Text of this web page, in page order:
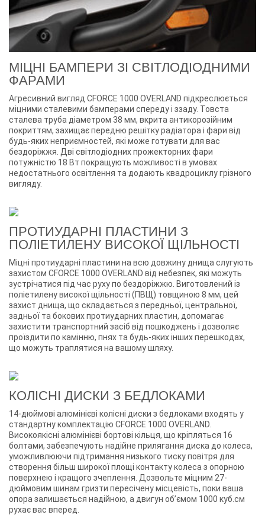
МІЦНІ БАМПЕРИ ЗІ СВІТЛОДІОДНИМИ
ФАРАМИ
Агресивний вигляд CFORCE 1000 OVERLAND підкреслюється
міцними сталевими бамперами спереду і ззаду. Товста
сталева труба діаметром 38 мм, вкрита антикорозійним
покриттям, захищає передню решітку радіатора і фари від
будь-яких неприємностей, які може готувати для вас
бездоріжжя. Дві світлодіодних прожекторних фари
потужністю 18 Вт покращують можливості в умовах
недостатнього освітлення та додають квадроциклу грізного
вигляду.
ПРОТИУДАРНІ ПЛАСТИНИ З
ПОЛІЕТИЛЕНУ ВИСОКОЇ ЩІЛЬНОСТІ
Міцні протиударні пластини на всю довжину днища слугують
захистом CFORCE 1000 OVERLAND від небезпек, які можуть
зустрічатися під час руху по бездоріжжю. Виготовлений із
поліетилену високої щільності (ПВЩ) товщиною 8 мм, цей
захист днища, що складається з передньої, центральної,
задньої та бокових протиударних пластин, допомагає
захистити транспортний засіб від пошкоджень і дозволяє
проїздити по камінню, пнях та будь-яких інших перешкодах,
що можуть траплятися на вашому шляху.
КОЛІСНІ ДИСКИ З БЕДЛОКАМИ
14-дюймові алюмінієві колісні диски з бедлоками входять у
стандартну комплектацію CFORCE 1000 OVERLAND.
Високоякісні алюмінієві бортові кільця, що кріпляться 16
болтами, забезпечують надійне прилягання диска до колеса,
уможливлюючи підтримання низького тиску повітря для
створення більш широкої площі контакту колеса з опорною
поверхнею і кращого зчеплення. Дозвольте міцним 27-
дюймовим шинам гризти пересічену місцевість, поки ваша
опора залишається надійною, а двигун об’ємом 1000 куб.см
рухає вас вперед.